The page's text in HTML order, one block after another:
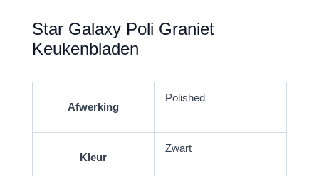
Star Galaxy Poli Graniet
Keukenbladen
Afwerking
Polished
Kleur
Zwart